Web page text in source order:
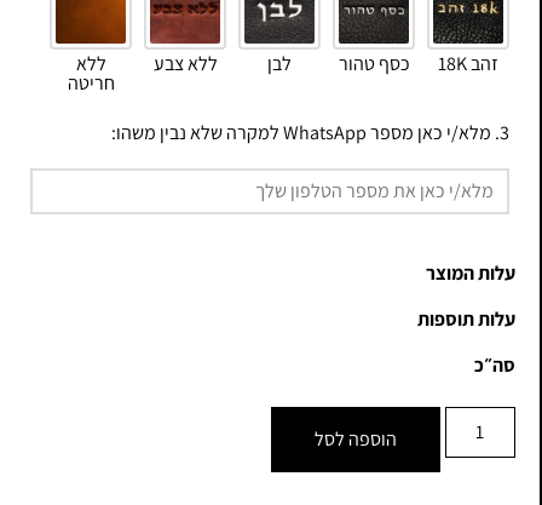
זהב 18K כסף טהור לבן ללא צבע ללא
חריטה
3. מלא/י כאן מספר WhatsApp למקרה שלא נבין משהו:
עלות המוצר
עלות תוספות
סה״כ
הוספה לסל